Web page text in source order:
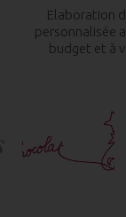
Elaboration
personnalisée
budget et à